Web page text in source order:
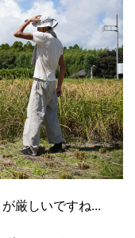
厳しいですね...